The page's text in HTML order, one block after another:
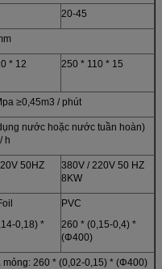
20-45
* 12 250 * 110 * 15
≥0,45m3 / phút
nước hoặc nước tuần hoàn)
h
50HZ
380V / 220V 50 HZ
8KW
0,18) *
PVC
260 * (0,15-0,4) *
(Φ400)
mỏng: 260 * (0,02-0,15) * (Φ400)